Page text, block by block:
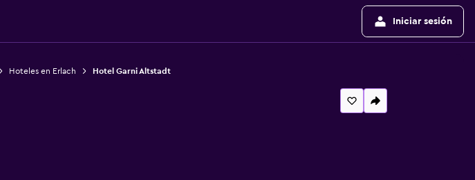
Iniciar sesión
Hoteles en Erlach Hotel Garni Altstadt